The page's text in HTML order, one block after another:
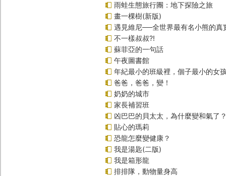
雨蛙生態旅行團：地下探險之旅
畫一棵樹(新版)
遇見維尼──全世界最有名小熊的真
不一樣叔叔?!
蘇菲亞的一句話
午夜圖書館
年紀最小的班級裡，個子最小的女
爸爸，爸爸，變！
奶奶的城市
家長補習班
凶巴巴的貝太太，為什麼變和氣了
貼心的瑪莉
恐龍怎麼變健康？
我是湯匙(二版)
我是箱形龍
排排隊，動物量身高